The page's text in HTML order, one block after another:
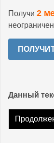
Получи 2
Данный